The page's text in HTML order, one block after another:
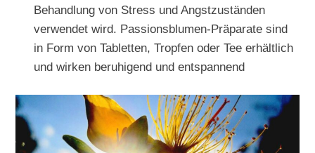
Behandlung von Stress und Angstzuständen
verwendet wird. Passionsblumen-Präparate sind
in Form von Tabletten, Tropfen oder Tee erhältlich
und wirken beruhigend und entspannend